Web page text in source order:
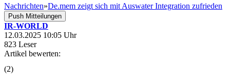
Nachrichten»De.mem zeigt sich mit Auswater Integration zufrieden
Push Mitteilungen
IR-WORLD
12.03.2025 10:05 Uhr
823 Leser
Artikel bewerten:
(2)